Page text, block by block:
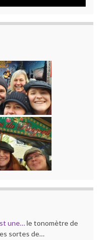
une…le tonomètre de
sortes de…